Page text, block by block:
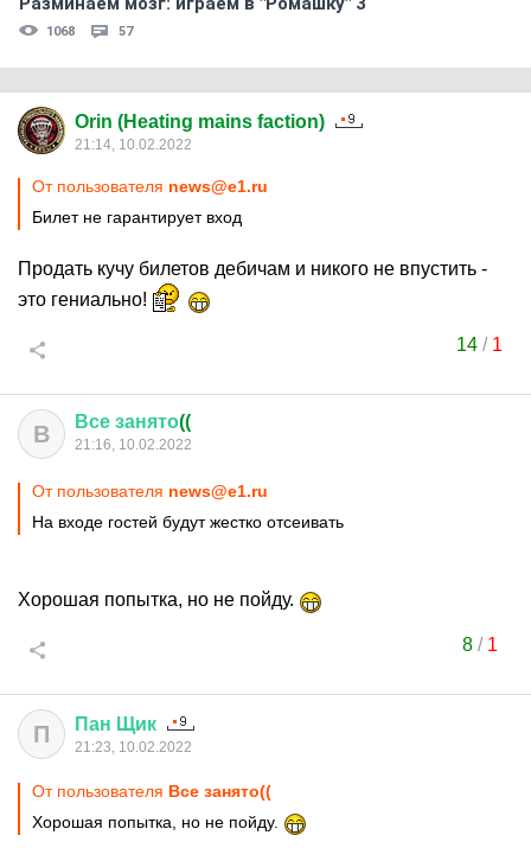
1068 57
Orin (Heating mains faction)
21:14, 10.02.2022
От пользователя news@e1.ru
Билет не гарантирует вход
Продать кучу билетов дебичам и никого не впустить -
это гениально!
14 / 1
В Все занято((
21:16, 10.02.2022
От пользователя news@e1.ru
На входе гостей будут жестко отсеивать
Хорошая попытка, но не пойду.
8/ 1
П Пан Щик
21:23, 10.02.2022
От пользователя Все занято((
Хорошая попытка, но не пойду.